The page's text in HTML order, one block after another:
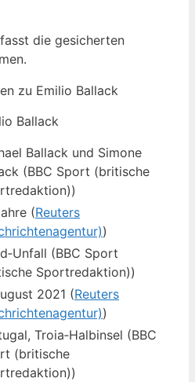
die gesicherten
zu Emilio Ballack
Ballack
Ballack und Simone
(BBC Sport (britische
(Reuters
)
(BBC Sport
Sportredaktion))
2021 (Reuters
)
Troia‑Halbinsel (BBC
(britische